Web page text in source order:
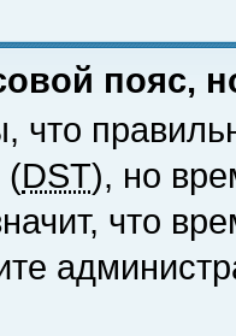
пояс,
что
(DST), но
что